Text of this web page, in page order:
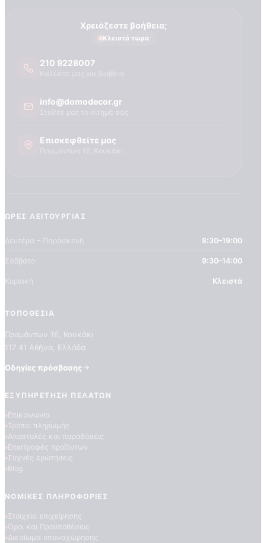
ΕΠΕΞΗΓΗΣΗ ΣΥΜΒΟΛΩΝ
Χρειάζεστε βοήθεια;
Κλειστά τώρα
210 9228007
info@domodecor.gr
Επισκεφθείτε μας
ΏΡΕΣ ΛΕΙΤΟΥΡΓΊΑΣ
Δευτέρα – Παρασκευή 8:30–19:00
Σάββατο 9:30–14:00
Κυριακή Κλειστά
ΤΟΠΟΘΕΣΊΑ
Πραμάντων 16, Κουκάκι
117 41 Αθήνα, Ελλάδα
Οδηγίες πρόσβασης
ΕΞΥΠΗΡΈΤΗΣΗ ΠΕΛΑΤΏΝ
Επικοινωνία
Τρόποι πληρωμής
Αποστολές και παραδόσεις
Επιστροφές προϊόντων
Συχνές ερωτήσεις
Blog
ΝΟΜΙΚΈΣ ΠΛΗΡΟΦΟΡΊΕΣ
Στοιχεία επιχείρησης
Όροι και Προϋποθέσεις
Δικαίωμα υπαναχώρησης